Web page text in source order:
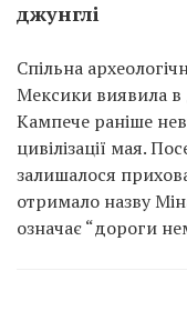
джунглі
Спільна
Мексики виявила в
Кампече раніше
цивілізації мая.
залишалося
отримало назву
означає “дороги